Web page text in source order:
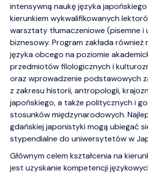
intensywną naukę języka
kierunkiem wykwalifikowanych
warsztaty tłumaczeniowe (pisemne i
biznesowy. Program zakłada również
języka obcego na poziomie
przedmiotów filologicznych i
oraz wprowadzenie podstawowych
z zakresu historii, antropologii,
japońskiego, a także politycznych i
stosunków międzynarodowych.
gdańskiej japonistyki mogą ubiegać
stypendialne do uniwersytetów w
Głównym celem kształcenia na
jest uzyskanie kompetencji